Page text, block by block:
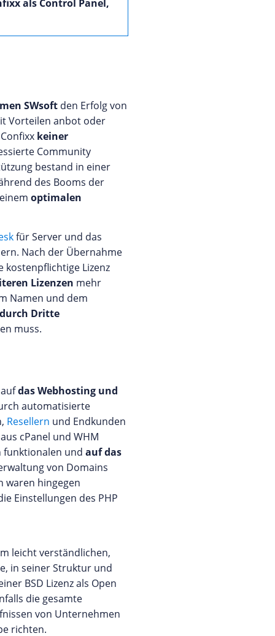
als Control Panel,
SWsoft den Erfolg von
Vorteilen anbot oder
keiner
Community
bestand in einer
des Booms der
optimalen
für Server und das
Nach der Übernahme
kostenpflichtige Lizenz
Lizenzen mehr
Namen und dem
Dritte
muss.
das Webhosting und
automatisierte
Resellern und Endkunden
cPanel und WHM
funktionalen und auf das
von Domains
waren hingegen
Einstellungen des PHP
leicht verständlichen,
in seiner Struktur und
BSD Lizenz als Open
die gesamte
von Unternehmen
richten.